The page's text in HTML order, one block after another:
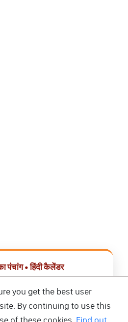
पंचांग • हिंदी कैलेंडर
ऐप डाउनलोड करें
you get the best user
By continuing to use this